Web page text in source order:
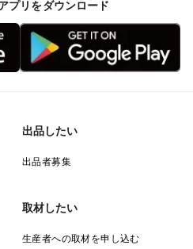
プリをダウンロード
出品したい
出品者募集
取材したい
生産者への取材を申し込む